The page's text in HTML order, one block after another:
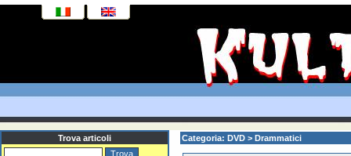
Trova articoli Categoria: DVD > Drammatici